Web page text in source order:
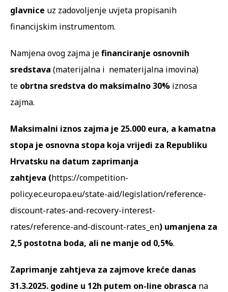
glavnice uz zadovoljenje uvjeta propisanih
financijskim instrumentom.
Namjena ovog zajma jefinanciranje osnovnih
sredstava (materijalna i nematerijalna imovina)
te obrtna sredstva do maksimalno 30% iznosa
zajma.
Maksimalni iznos zajma je 25.000 eura, a kamatna
stopa je osnovna stopa koja vrijedi za Republiku
Hrvatsku na datum zaprimanja
zahtjeva (https://competition-
policy.ec.europa.eu/state-aid/legislation/reference-
discount-rates-and-recovery-interest-
rates/reference-and-discount-rates_en) umanjena za
2,5 postotna boda, ali ne manje od 0,5%.
Zaprimanje zahtjeva za zajmove kreće danas
31.3.2025. godine u 12h putem on-line obrasca na